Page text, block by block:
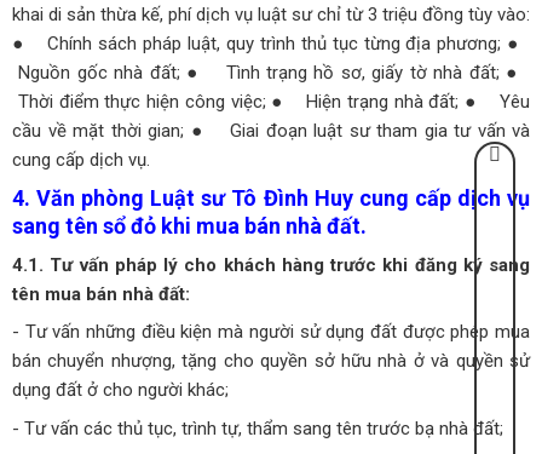
khai di sản thừa kế, phí dịch vụ luật sư chỉ từ 3 triệu đồng tùy vào:
● Chính sách pháp luật, quy trình thủ tục từng địa phương; ●
Nguồn gốc nhà đất; ● Tình trạng hồ sơ, giấy tờ nhà đất; ●
Thời điểm thực hiện công việc; ● Hiện trạng nhà đất; ● Yêu
cầu về mặt thời gian; ● Giai đoạn luật sư tham gia tư vấn và
cung cấp dịch vụ.
4. Văn phòng Luật sư Tô Đình Huy cung cấp dịch vụ
sang tên sổ đỏ khi mua bán nhà đất.
4.1. Tư vấn pháp lý cho khách hàng trước khi đăng ký sang
tên mua bán nhà đất:
- Tư vấn những điều kiện mà người sử dụng đất được phép mua
bán chuyển nhượng, tặng cho quyền sở hữu nhà ở và quyền sử
dụng đất ở cho người khác;
- Tư vấn các thủ tục, trình tự, thẩm sang tên trước bạ nhà đất;